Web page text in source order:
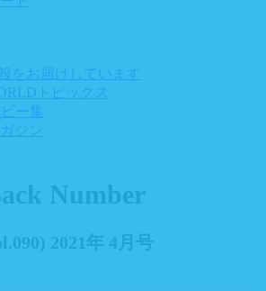
をお届けしています
トピックス
ー集
ジン
Number
2021年 4月号